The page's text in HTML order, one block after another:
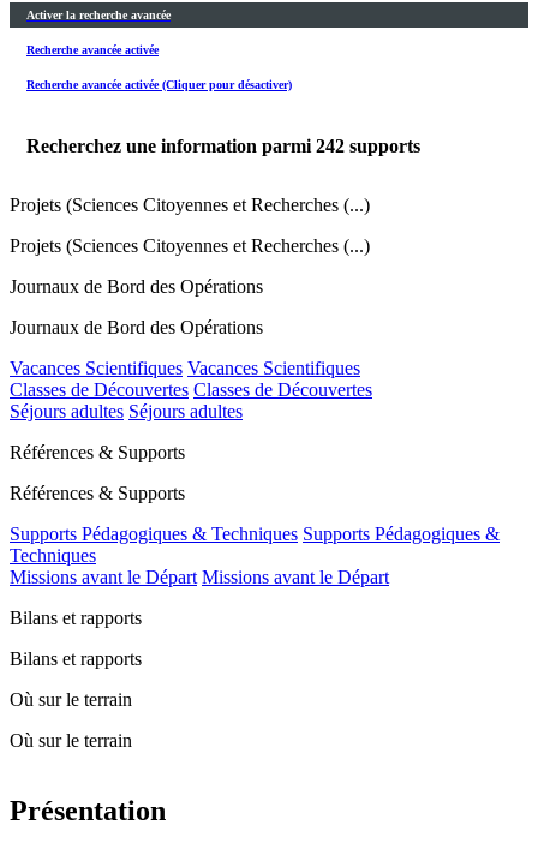
Activer la recherche avancée
Recherche avancée activée
Recherche avancée activée (Cliquer pour désactiver)
Recherchez une information parmi 242 supports
Projets (Sciences Citoyennes et Recherches (...)
Projets (Sciences Citoyennes et Recherches (...)
Journaux de Bord des Opérations
Journaux de Bord des Opérations
Vacances Scientifiques Vacances Scientifiques
Classes de Découvertes Classes de Découvertes
Séjours adultes Séjours adultes
Références & Supports
Références & Supports
Supports Pédagogiques & Techniques Supports Pédagogiques &
Techniques
Missions avant le Départ Missions avant le Départ
Bilans et rapports
Bilans et rapports
Où sur le terrain
Où sur le terrain
Présentation